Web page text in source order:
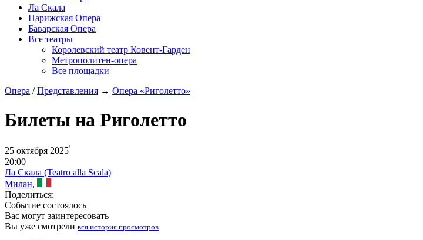
Ла Скала
Парижская Опера
Баварская Опера
Все театры
Королевский театр Ковент-Гарден
Метрополитен-опера
Все площадки
Опера /Представления → Опера «Риголетто»
Билеты на Риголетто
25 октября 2025!
20:00
Ла Скала (Teatro alla Scala)
Милан,
Поделиться:
Событие состоялось
Вас могут заинтересовать
Вы уже смотрели вся история просмотров